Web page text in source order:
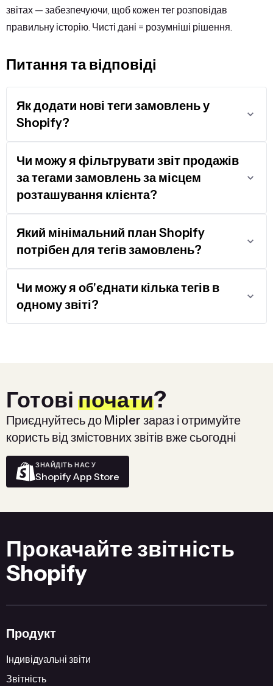
звітах — забезпечуючи, щоб кожен тег розповідав
правильну історію. Чисті дані = розумніші рішення.
Питання та відповіді
Як додати нові теги замовлень у
Shopify?
Чи можу я фільтрувати звіт продажів
за тегами замовлень за місцем
розташування клієнта?
Який мінімальний план Shopify
потрібен для тегів замовлень?
Чи можу я об'єднати кілька тегів в
одному звіті?
Готові почати?
Приєднуйтесь до Mipler зараз і отримуйте
користь від змістовних звітів вже сьогодні
ЗНАЙДІТЬ НАС У
Shopify App Store
Прокачайте звітність
Shopify
Продукт
Індивідуальні звіти
Звітність